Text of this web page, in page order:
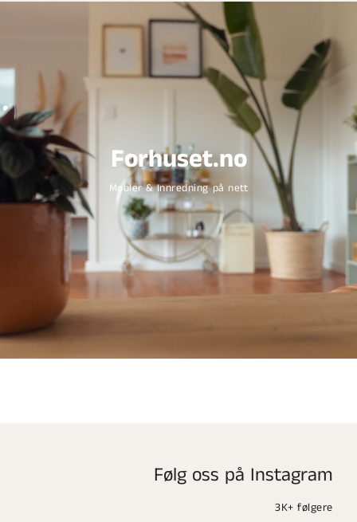
Forhuset.no
Møbler & Innredning på nett
Følg oss på Instagram
3K+ følgere